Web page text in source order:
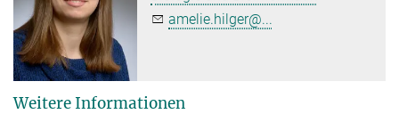
amelie.hilger@...
Weitere Informationen